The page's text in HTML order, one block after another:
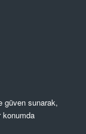
güven sunarak,